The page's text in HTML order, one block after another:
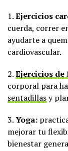
1.Ejercicios
cuerda, correr
ayudarte a
cardiovascular.
2.Ejercicios de
corporal para
sentadillasy
3.Yoga:
mejorar tu
bienestar